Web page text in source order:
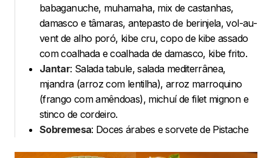
babaganuche, muhamaha, mix de castanhas,
damasco e tâmaras, antepasto de berinjela, vol-au-
vent de alho poró, kibe cru, copo de kibe assado
com coalhada e coalhada de damasco, kibe frito.
Jantar: Salada tabule, salada mediterrânea,
mjandra (arroz com lentilha), arroz marroquino
(frango com amêndoas), michuí de filet mignon e
stinco de cordeiro.
Sobremesa: Doces árabes e sorvete de Pistache